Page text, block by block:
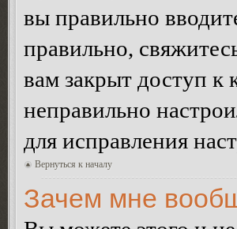
вы правильно
правильно,
вам закрыт доступ
неправильно
для исправления
Вернуться к началу
Зачем мне